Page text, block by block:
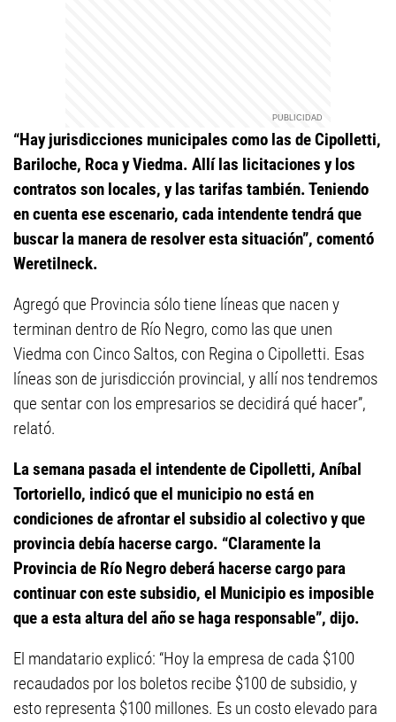
“Hay jurisdicciones municipales como las de Cipolletti,
Bariloche, Roca y Viedma. Allí las licitaciones y los
contratos son locales, y las tarifas también. Teniendo
en cuenta ese escenario, cada intendente tendrá que
buscar la manera de resolver esta situación”, comentó
Weretilneck.
Agregó que Provincia sólo tiene líneas que nacen y
terminan dentro de Río Negro, como las que unen
Viedma con Cinco Saltos, con Regina o Cipolletti. Esas
líneas son de jurisdicción provincial, y allí nos tendremos
que sentar con los empresarios se decidirá qué hacer”,
relató.
La semana pasada el intendente de Cipolletti, Aníbal
Tortoriello, indicó que el municipio no está en
condiciones de afrontar el subsidio al colectivo y que
provincia debía hacerse cargo. “Claramente la
Provincia de Río Negro deberá hacerse cargo para
continuar con este subsidio, el Municipio es imposible
que a esta altura del año se haga responsable”, dijo.
El mandatario explicó: “Hoy la empresa de cada $100
recaudados por los boletos recibe $100 de subsidio, y
esto representa $100 millones. Es un costo elevado para